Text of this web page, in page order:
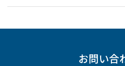
お問い合